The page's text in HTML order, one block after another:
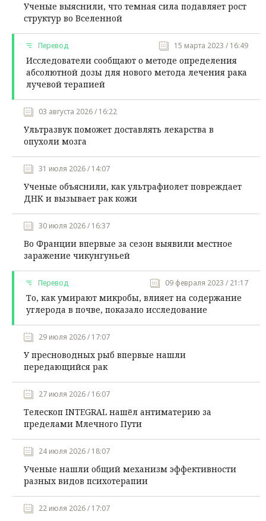
Ученые выяснили, что темная сила подавляет рост
структур во Вселенной
Перевод 15 марта 2023 / 16:49
Исследователи сообщают о методе определения
абсолютной дозы для нового метода лечения рака
лучевой терапией
03 августа 2026 / 16:22
Ультразвук поможет доставлять лекарства в
опухоли мозга
31 июля 2026 / 14:07
Ученые объяснили, как ультрафиолет повреждает
ДНК и вызывает рак кожи
30 июля 2026 / 16:37
Во Франции впервые за сезон выявили местное
заражение чикунгуньей
Перевод 09 февраля 2023 / 21:17
То, как умирают микробы, влияет на содержание
углерода в почве, показало исследование
29 июля 2026 / 17:07
У пресноводных рыб впервые нашли
передающийся рак
27 июля 2026 / 16:07
Телескоп INTEGRAL нашёл антиматерию за
пределами Млечного Пути
24 июля 2026 / 18:07
Ученые нашли общий механизм эффективности
разных видов психотерапии
22 июля 2026 / 17:07